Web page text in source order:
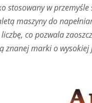
stosowany w
maszyny do
co pozwala
znanej marki o wysokiej